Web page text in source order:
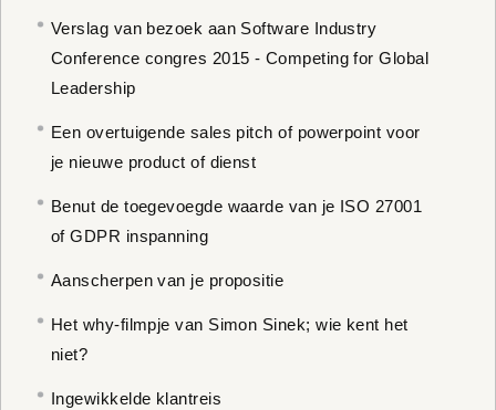
Verslag van bezoek aan Software Industry
Conference congres 2015 - Competing for Global
Leadership
Een overtuigende sales pitch of powerpoint voor
je nieuwe product of dienst
Benut de toegevoegde waarde van je ISO 27001
of GDPR inspanning
Aanscherpen van je propositie
Het why-filmpje van Simon Sinek; wie kent het
niet?
Ingewikkelde klantreis